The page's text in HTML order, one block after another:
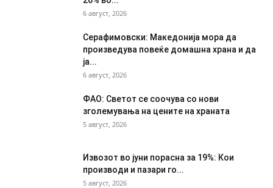
6 август, 2026
Серафимовски: Македонија мора да
произведува повеќе домашна храна и да
ја...
6 август, 2026
ФАО: Светот се соочува со нови
зголемувања на цените на храната
5 август, 2026
Извозот во јуни порасна за 19%: Кои
производи и пазари го...
5 август, 2026